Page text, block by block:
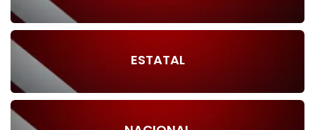
ESTATAL